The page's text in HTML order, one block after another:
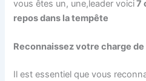
vous êtes un, une,leader voici7
repos dans la tempête
Reconnaissez votre charge
Il est essentiel que vous